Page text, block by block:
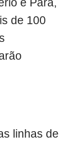
e Pará,
de 100
linhas de